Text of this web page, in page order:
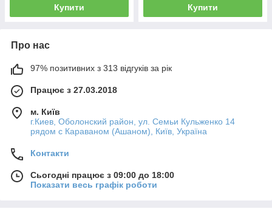
Купити Купити
Про нас
97% позитивних з 313 відгуків за рік
Працює з 27.03.2018
м. Київ
г.Киев, Оболонский район, ул. Семьи Кульженко 14
рядом с Караваном (Ашаном), Київ, Україна
Контакти
Сьогодні працює з 09:00 до 18:00
Показати весь графік роботи